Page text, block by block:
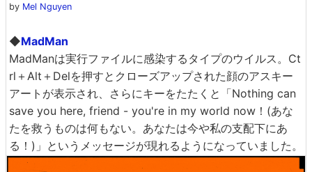
by Mel Nguyen
◆MadMan
MadManは実行ファイルに感染するタイプのウイルス。Ct
rl＋Alt＋Delを押すとクローズアップされた顔のアスキー
アートが表示され、さらにキーをたたくと「Nothing can
save you here, friend - you're in my world now！(あな
たを救うものは何もない。あなたは今や私の支配下にあ
る！)」というメッセージが現れるようになっていました。